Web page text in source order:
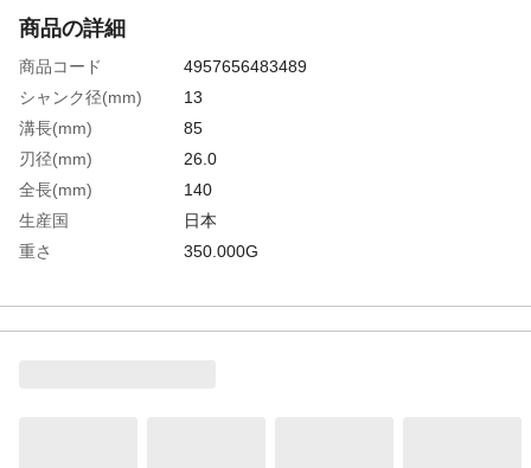
商品の詳細
商品コード
4957656483489
シャンク径(mm)
13
溝長(mm)
85
刃径(mm)
26.0
全長(mm)
140
生産国
日本
重さ
350.000G